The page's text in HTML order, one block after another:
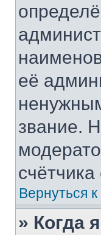
её
звание.
Вернуться
» Когда